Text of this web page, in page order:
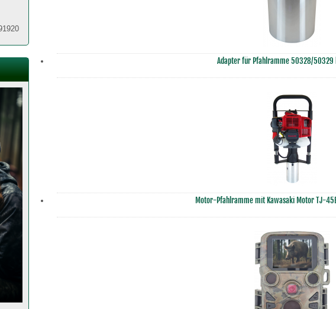
Adapter für Pfahlramme 50328/50329
Motor-Pfahlramme mit Kawasaki Motor TJ-